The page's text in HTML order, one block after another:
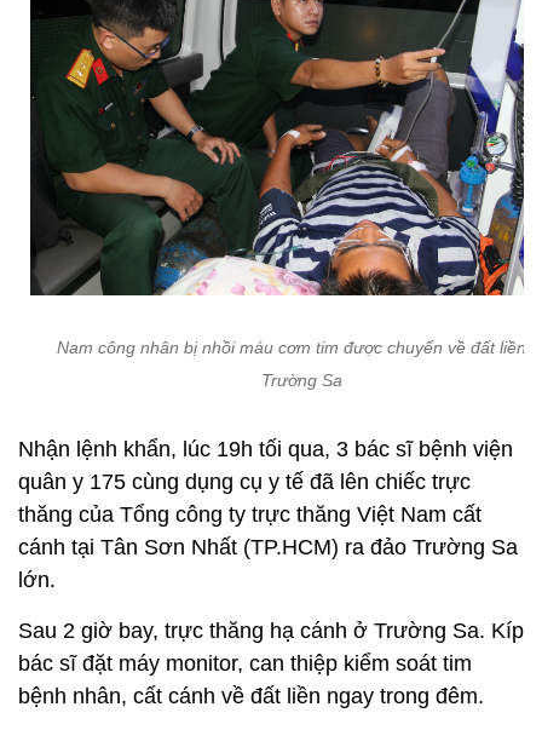
Nam công nhân bị nhồi máu cơm tim được chuyển về đất liền
Trường Sa
Nhận lệnh khẩn, lúc 19h tối qua, 3 bác sĩ bệnh viện
quân y 175 cùng dụng cụ y tế đã lên chiếc trực
thăng của Tổng công ty trực thăng Việt Nam cất
cánh tại Tân Sơn Nhất (TP.HCM) ra đảo Trường Sa
lớn.
Sau 2 giờ bay, trực thăng hạ cánh ở Trường Sa. Kíp
bác sĩ đặt máy monitor, can thiệp kiểm soát tim
bệnh nhân, cất cánh về đất liền ngay trong đêm.